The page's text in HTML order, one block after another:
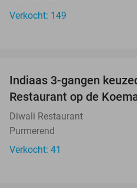
Verkocht: 149
Indiaas 3-gangen
Restaurant op de
Diwali Restaurant
Purmerend
Verkocht: 41